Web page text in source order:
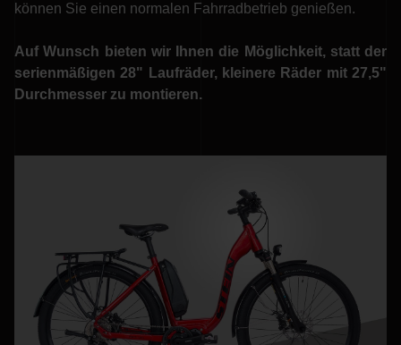
können Sie einen normalen Fahrradbetrieb genießen.
Auf Wunsch bieten wir Ihnen die Möglichkeit, statt der
serienmäßigen 28" Laufräder, kleinere Räder mit 27,5"
Durchmesser zu montieren.